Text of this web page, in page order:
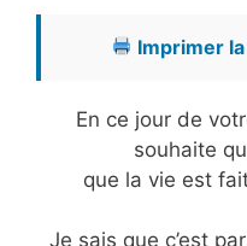
Imprimer
En ce jour de
souhaite
que la vie est
Je sais que c’est